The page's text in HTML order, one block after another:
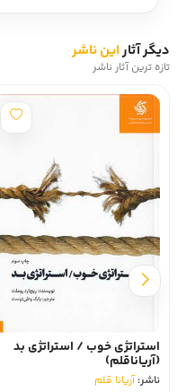
دیگر آثاراین ناشر
تازه ترین آثار ناشر
استراتژی خوب / استراتژی بد
(آریاناقلم)
ناشر: آریانا قلم